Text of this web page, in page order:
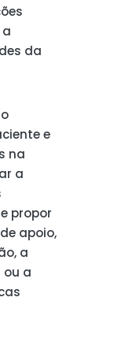
da
e
na
a
propor
apoio,
a
a